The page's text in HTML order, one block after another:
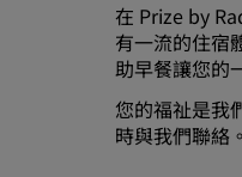
在 Prize by
有一流的住宿
助早餐讓您的
您的福祉是我
時與我們聯絡。